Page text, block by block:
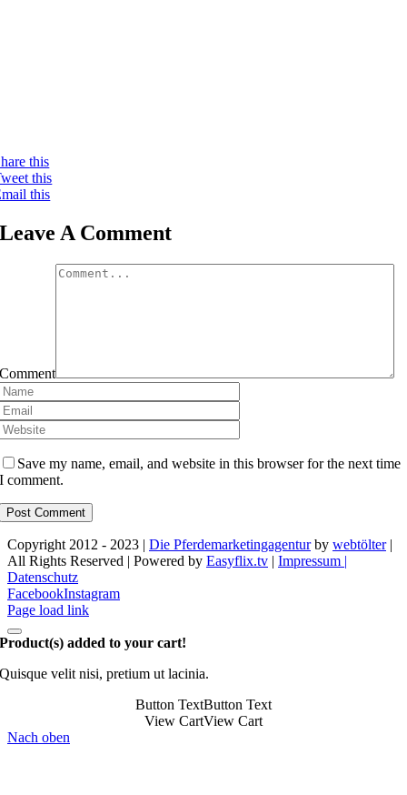
this
this
this
Leave A Comment
Comment
Save my name, email, and website in this browser for the next time
I comment.
Copyright 2012 - 2023 | Die Pferdemarketingagenturby webtölter|
All Rights Reserved | Powered by Easyflix.tv | Impressum |
Datenschutz
FacebookInstagram
Page load link
Product(s) added to your cart!
Quisque velit nisi, pretium ut lacinia.
Button TextButton Text
View CartView Cart
Nach oben